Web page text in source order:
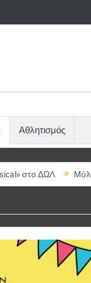
Αθλητισμός
Μύλος του Παππά: